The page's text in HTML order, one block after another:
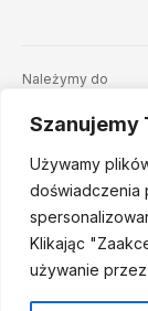
Szanujemy
Używamy
doświadczenia
Klikając
używanie
Należymy do
© 2026 Fundacja